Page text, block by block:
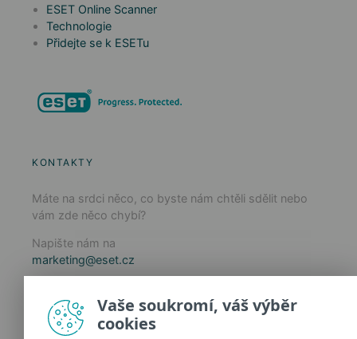
ESET Online Scanner
Technologie
Přidejte se k ESETu
KONTAKTY
Máte na srdci něco, co byste nám chtěli sdělit nebo
vám zde něco chybí?
Napište nám na
marketing@eset.cz
Zásady ochrany osobních údajů
Spravovat cookies
Vaše soukromí, váš výběr
cookies